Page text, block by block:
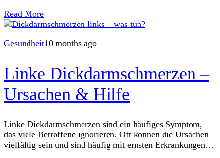
Read More
Gesundheit10 months ago
Linke Dickdarmschmerzen –
Ursachen & Hilfe
Linke Dickdarmschmerzen sind ein häufiges Symptom,
das viele Betroffene ignorieren. Oft können die Ursachen
vielfältig sein und sind häufig mit ernsten Erkrankungen